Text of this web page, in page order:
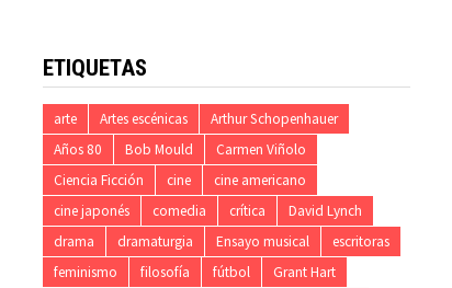
ETIQUETAS
arte Artes escénicas
Arthur Schopenhauer
Años 80
Bob Mould
Carmen Viñolo
Ciencia Ficción
cine
cine americano
cine japonés
comedia crítica
David Lynch
drama
dramaturgia Ensayo musical
escritoras
feminismo
filosofía fútbol
Grant Hart